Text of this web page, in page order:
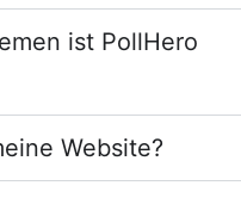
ist PollHero
Website?